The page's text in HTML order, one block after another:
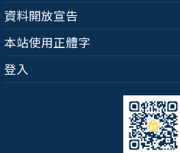
資料開放宣告
本站使用正體字
登入